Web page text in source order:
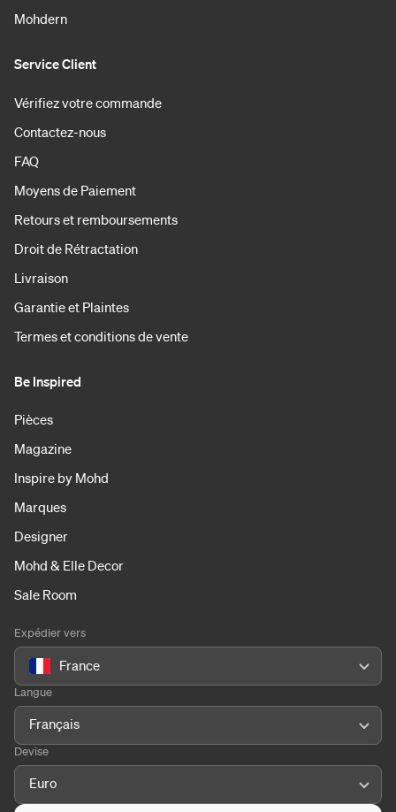
Mohdern
Service Client
Vérifiez votre commande
Contactez-nous
FAQ
Moyens de Paiement
Retours et remboursements
Droit de Rétractation
Livraison
Garantie et Plaintes
Termes et conditions de vente
Be Inspired
Pièces
Magazine
Inspire by Mohd
Marques
Designer
Mohd & Elle Decor
Sale Room
Expédier vers
France
Langue
Français
Devise
Euro